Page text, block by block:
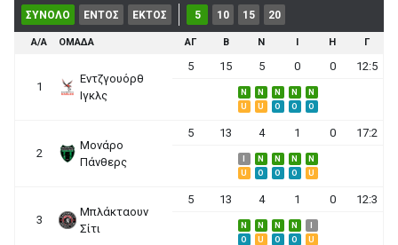
ΣΥΝΟΛΟ ΕΝΤΟΣ ΕΚΤΟΣ 5 10 15 20
Α/Α ΟΜΑΔΑ ΑΓ Β Ν Ι Η Γ
1
Εντζγουόρθ
Ιγκλς
5 15 5 0 0 12:5
N N N N
N
U
U O O O
2
Μονάρο
Πάνθερς
5 13 4 1 0 17:2
N N N
N
U
O O O U
3
Μπλάκταουν
Σίτι
5 13 4 1 0 12:3
N N N N
O
U O O U